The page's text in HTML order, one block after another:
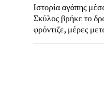
Ιστορία αγάπης
Σκύλος βρήκε το
φρόντιζε, μέρες